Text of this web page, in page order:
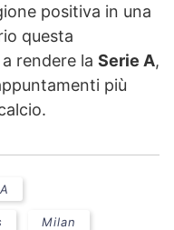
positiva in una
questa
rendere la Serie A,
più
Milan